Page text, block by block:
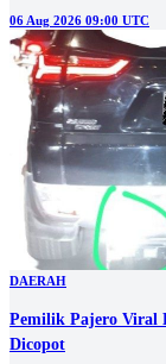
06 Aug 2026 09:00 UTC
DAERAH
Pemilik Pajero Viral
Dicopot